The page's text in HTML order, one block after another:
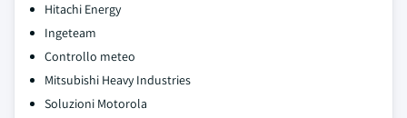
Hitachi Energy
Ingeteam
Controllo meteo
Mitsubishi Heavy Industries
Soluzioni Motorola